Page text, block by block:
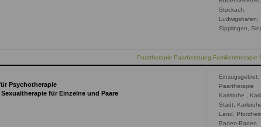
Stockach,
Ludwigshafen,
Sipplingen,
Paartherapie Paarberatung Familientherapie
Psychotherapie
für Einzelne und Paare
Einzugsgebiet:
Paartherapie
Karlsruhe ,
Stadt,
Land,
Baden-Baden,